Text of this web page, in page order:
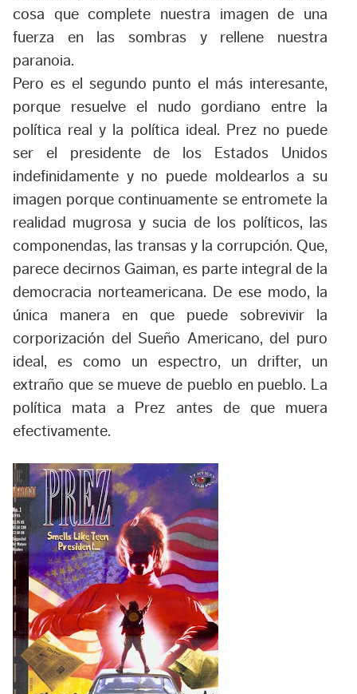
cosa que complete nuestra imagen de una
fuerza en las sombras y rellene nuestra
paranoia.
Pero es el segundo punto el más interesante,
porque resuelve el nudo gordiano entre la
política real y la política ideal. Prez no puede
ser el presidente de los Estados Unidos
indefinidamente y no puede moldearlos a su
imagen porque continuamente se entromete la
realidad mugrosa y sucia de los políticos, las
componendas, las transas y la corrupción. Que,
parece decirnos Gaiman, es parte integral de la
democracia norteamericana. De ese modo, la
única manera en que puede sobrevivir la
corporización del Sueño Americano, del puro
ideal, es como un espectro, un drifter, un
extraño que se mueve de pueblo en pueblo. La
política mata a Prez antes de que muera
efectivamente.